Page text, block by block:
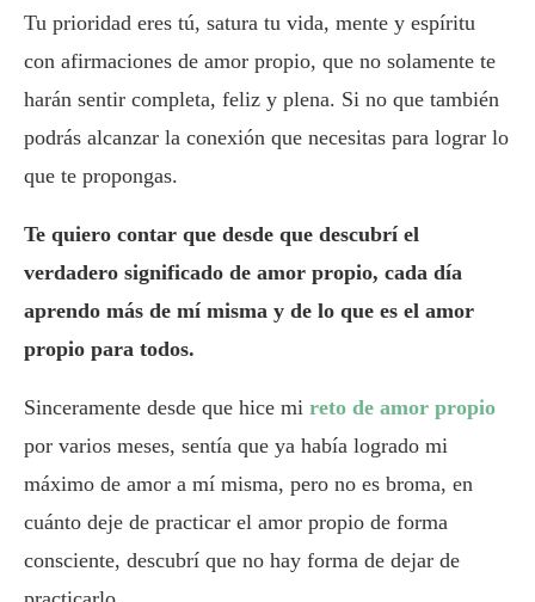
Tu prioridad eres tú, satura tu vida, mente y espíritu
con afirmaciones de amor propio, que no solamente te
harán sentir completa, feliz y plena. Si no que también
podrás alcanzar la conexión que necesitas para lograr lo
que te propongas.
Te quiero contar que desde que descubrí el
verdadero significado de amor propio, cada día
aprendo más de mí misma y de lo que es el amor
propio para todos.
Sinceramente desde que hice mi reto de amor propio
por varios meses, sentía que ya había logrado mi
máximo de amor a mí misma, pero no es broma, en
cuánto deje de practicar el amor propio de forma
consciente, descubrí que no hay forma de dejar de